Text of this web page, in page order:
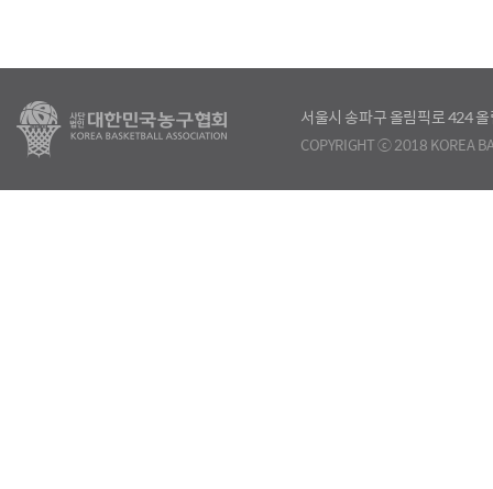
서울시 송파구 올림픽로 424
COPYRIGHT ⓒ 2018 KOREA